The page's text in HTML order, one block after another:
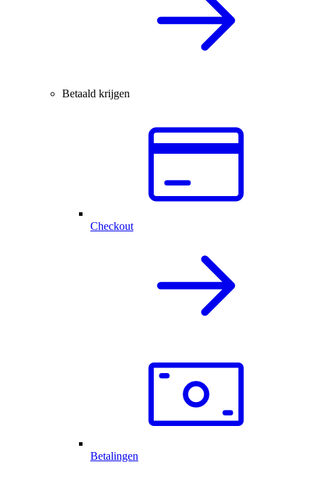
Betaald krijgen
Checkout
Betalingen